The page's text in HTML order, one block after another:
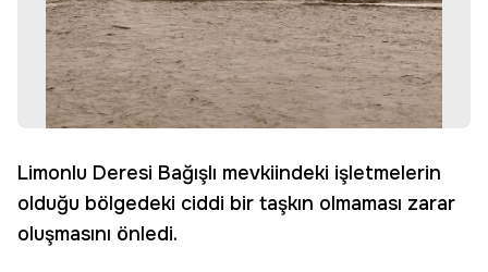
Limonlu Deresi Bağışlı mevkiindeki işletmelerin
olduğu bölgedeki ciddi bir taşkın olmaması zarar
oluşmasını önledi.